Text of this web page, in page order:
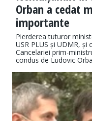
Orban a cedat
importante
Pierderea tuturor
USR PLUS și UDMR,
Cancelariei prim-
condus de Ludovic